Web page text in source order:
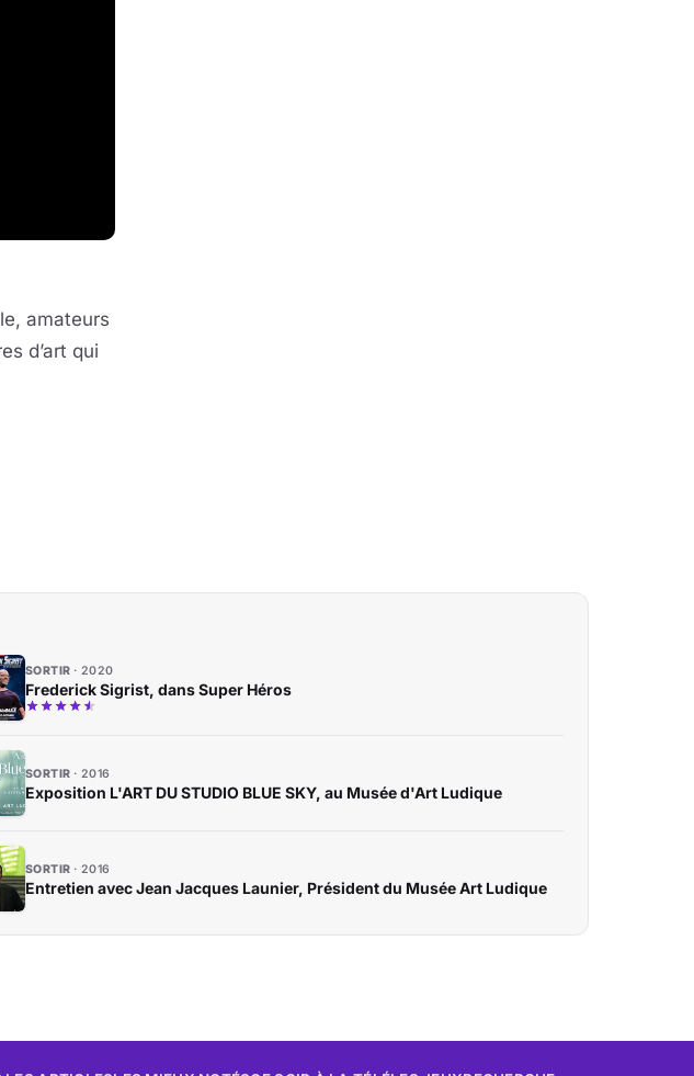
amateurs
d’art qui
SORTIR 2020
Frederick Sigrist, dans Super Héros
SORTIR 2016
Exposition L'ART DU STUDIO BLUE SKY, au Musée d'Art Ludique
SORTIR 2016
Entretien avec Jean Jacques Launier, Président du Musée Art Ludique